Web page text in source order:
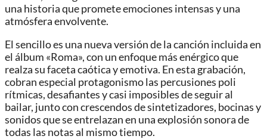
una historia que promete emociones intensas y una
atmósfera envolvente.
El sencillo es una nueva versión de la canción incluida en
el álbum «Roma», con un enfoque más enérgico que
realza su faceta caótica y emotiva. En esta grabación,
cobran especial protagonismo las percusiones poli
rítmicas, desafiantes y casi imposibles de seguir al
bailar, junto con crescendos de sintetizadores, bocinas y
sonidos que se entrelazan en una explosión sonora de
todas las notas al mismo tiempo.